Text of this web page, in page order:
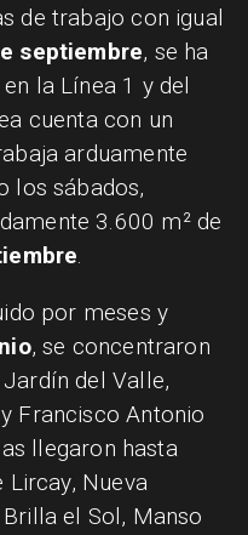
de trabajo con igual
septiembre, se ha
en la Línea 1 y del
cuenta con un
arduamente
los sábados,
3.600 m² de
.
por meses y
, se concentraron
del Valle,
Francisco Antonio
llegaron hasta
Lircay, Nueva
el Sol, Manso